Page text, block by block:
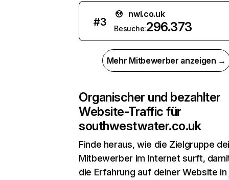
#3
nwl.co.uk
Besuche:296.373
Mehr Mitbewerber anzeigen →
Organischer und bezahlter
Website-Traffic für
southwestwater.co.uk
Finde heraus, wie die Zielgruppe
Mitbewerber im Internet surft,
die Erfahrung auf deiner Website